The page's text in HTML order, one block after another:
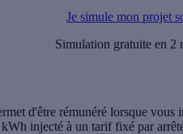
Je simule mon projet
Simulation gratuite en 2
d'être rémunéré lorsque vous
injecté à un tarif fixé par